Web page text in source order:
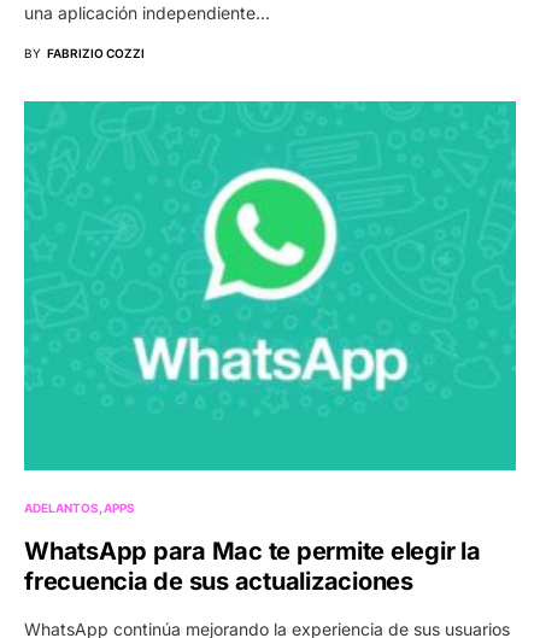
una aplicación independiente…
BY FABRIZIO COZZI
ADELANTOS APPS
WhatsApp para Mac te permite elegir la
frecuencia de sus actualizaciones
WhatsApp continúa mejorando la experiencia de sus usuarios